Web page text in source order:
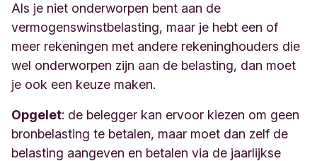
Als je niet onderworpen bent aan de
vermogenswinstbelasting, maar je hebt een of
meer rekeningen met andere rekeninghouders die
wel onderworpen zijn aan de belasting, dan moet
je ook een keuze maken.
Opgelet: de belegger kan ervoor kiezen om geen
bronbelasting te betalen, maar moet dan zelf de
belasting aangeven en betalen via de jaarlijkse